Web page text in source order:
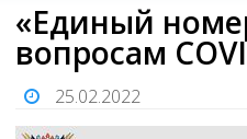
«Единый
вопросам
25.02.2022